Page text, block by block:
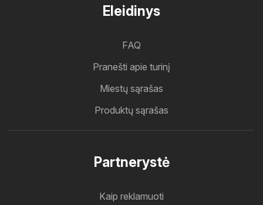
Eleidinys
FAQ
Pranešti apie turinį
Miestų sąrašas
Produktų sąrašas
Partnerystė
Kaip reklamuoti